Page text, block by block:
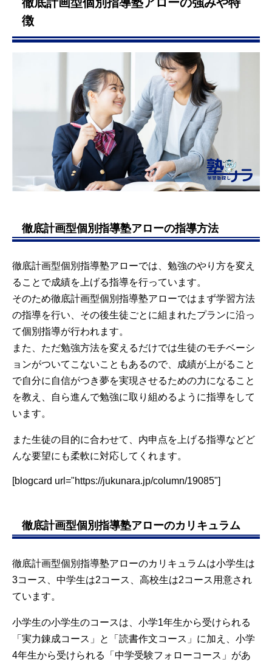
徴
徹底計画型個別指導塾アローの指導方法
徹底計画型個別指導塾アローでは、勉強のやり方を変え
ることで成績を上げる指導を行っています。
そのため徹底計画型個別指導塾アローではまず学習方法
の指導を行い、その後生徒ごとに組まれたプランに沿っ
て個別指導が行われます。
また、ただ勉強方法を変えるだけでは生徒のモチベーシ
ョンがついてこないこともあるので、成績が上がること
で自分に自信がつき夢を実現させるための力になること
を教え、自ら進んで勉強に取り組めるように指導をして
います。
また生徒の目的に合わせて、内申点を上げる指導などど
んな要望にも柔軟に対応してくれます。
[blogcard url="https://jukunara.jp/column/19085"]
徹底計画型個別指導塾アローのカリキュラム
徹底計画型個別指導塾アローのカリキュラムは小学生は
3コース、中学生は2コース、高校生は2コース用意され
ています。
小学生の小学生のコースは、小学1年生から受けられる
「実力錬成コース」と「読書作文コース」に加え、小学
4年生から受けられる「中学受験フォローコース」があ